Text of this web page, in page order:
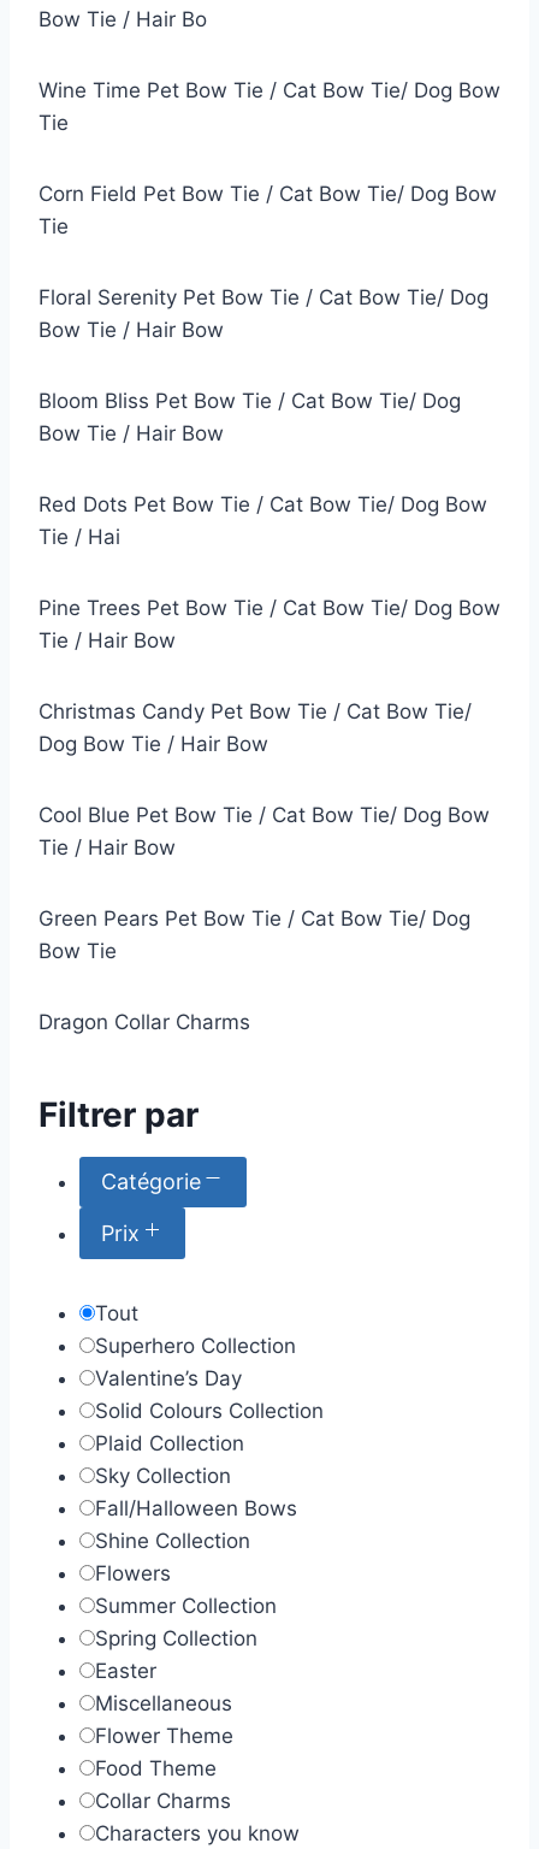
Bow Tie / Hair Bo
Wine Time Pet Bow Tie / Cat Bow Tie/ Dog Bow
Tie
Corn Field Pet Bow Tie / Cat Bow Tie/ Dog Bow
Tie
Floral Serenity Pet Bow Tie / Cat Bow Tie/ Dog
Bow Tie / Hair Bow
Bloom Bliss Pet Bow Tie / Cat Bow Tie/ Dog
Bow Tie / Hair Bow
Red Dots Pet Bow Tie / Cat Bow Tie/ Dog Bow
Tie / Hai
Pine Trees Pet Bow Tie / Cat Bow Tie/ Dog Bow
Tie / Hair Bow
Christmas Candy Pet Bow Tie / Cat Bow Tie/
Dog Bow Tie / Hair Bow
Cool Blue Pet Bow Tie / Cat Bow Tie/ Dog Bow
Tie / Hair Bow
Green Pears Pet Bow Tie / Cat Bow Tie/ Dog
Bow Tie
Dragon Collar Charms
Filtrer par
Catégorie
Prix
15 $CA
Tout
Superhero Collection
Valentine’s Day
Solid Colours Collection
Plaid Collection
Sky Collection
Fall/Halloween Bows
Shine Collection
Flowers
Summer Collection
Spring Collection
Easter
Miscellaneous
Flower Theme
Food Theme
Collar Charms
Characters you know